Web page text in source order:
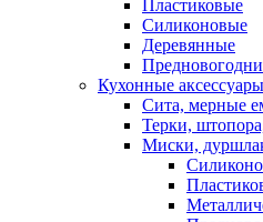
Пластиковые
Силиконовые
Деревянные
Кухонные аксессуары
Сита, мерные
Терки,
Миски,